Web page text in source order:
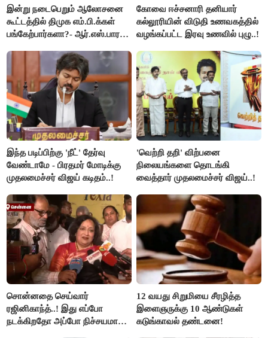
இன்று நடைபெறும் ஆலோசனை
கூட்டத்தில் திமுக எம்.பி.க்கள்
பங்கேற்பார்களா?- ஆர்.எஸ்.பாரதி
கோவை ஈச்சனாரி தனியார்
கல்லூரியின் விடுதி உணவகத்தில்
வழங்கப்பட்ட இரவு உணவில் புழு..!
இந்த படிப்பிற்கு 'நீட்' தேர்வு
வேண்டாமே - பிரதமர் மோடிக்கு
முதலமைச்சர் விஜய் கடிதம்..!
'வெற்றி தறி' விற்பனை
நிலையங்களை தொடங்கி
வைத்தார் முதலமைச்சர் விஜய்..!
சொன்னதை செய்வார்
ரஜினிகாந்த்..! இது எப்போ
நடக்கிறதோ அப்போ நிச்சயமாக
12 வயது சிறுமியை சீரழித்த
இளைஞருக்கு 10 ஆண்டுகள்
கடுங்காவல் தண்டனை!